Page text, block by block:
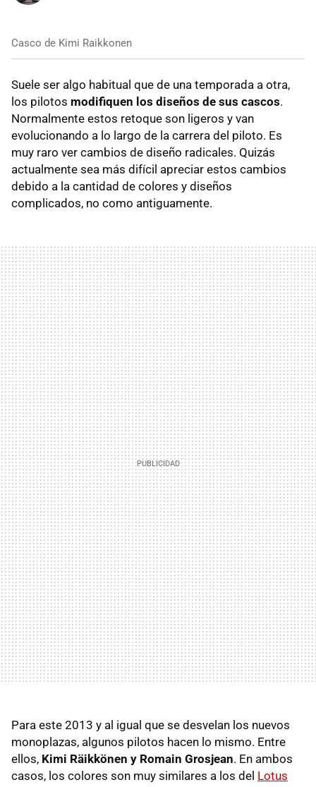
Casco de Kimi Raikkonen
Suele ser algo habitual que de una temporada a otra,
los pilotos modifiquen los diseños de sus cascos.
Normalmente estos retoque son ligeros y van
evolucionando a lo largo de la carrera del piloto. Es
muy raro ver cambios de diseño radicales. Quizás
actualmente sea más difícil apreciar estos cambios
debido a la cantidad de colores y diseños
complicados, no como antiguamente.
Para este 2013 y al igual que se desvelan los nuevos
monoplazas, algunos pilotos hacen lo mismo. Entre
ellos, Kimi Räikkönen y Romain Grosjean. En ambos
casos, los colores son muy similares a los del Lotus